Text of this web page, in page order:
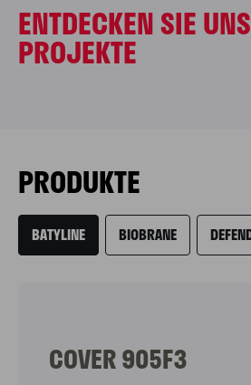
ENTDECKEN SIE
PROJEKTE
PRODUKTE
BATYLINE BIOBRANE
COVER 905F3